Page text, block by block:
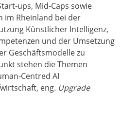
ups, Mid-Caps sowie
im Rheinland bei der
Künstlicher Intelligenz,
und der Umsetzung
Geschäftsmodelle zu
stehen die Themen
Centred AI
eng. Upgrade